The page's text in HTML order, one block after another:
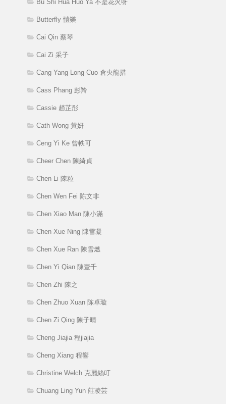
Bu Shi Hua Huo Ya 不是花火呀
Butterfly 愷樂
Cai Qin 蔡琴
Cai Zi 采子
Cang Yang Long Cuo 倉央龍措
Cass Phang 彭羚
Cassie 趙芷彤
Cath Wong 黃妍
Ceng Yi Ke 曾軼可
Cheer Chen 陳綺貞
Chen Li 陳粒
Chen Wen Fei 陈文非
Chen Xiao Man 陳小滿
Chen Xue Ning 陳雪凝
Chen Xue Ran 陳雪燃
Chen Yi Qian 陳壹千
Chen Zhi 陳之
Chen Zhuo Xuan 陈卓璇
Chen Zi Qing 陳子晴
Cheng Jiajia 程jiajia
Cheng Xiang 程響
Christine Welch 克麗絲叮
Chuang Ling Yun 莊凌芸